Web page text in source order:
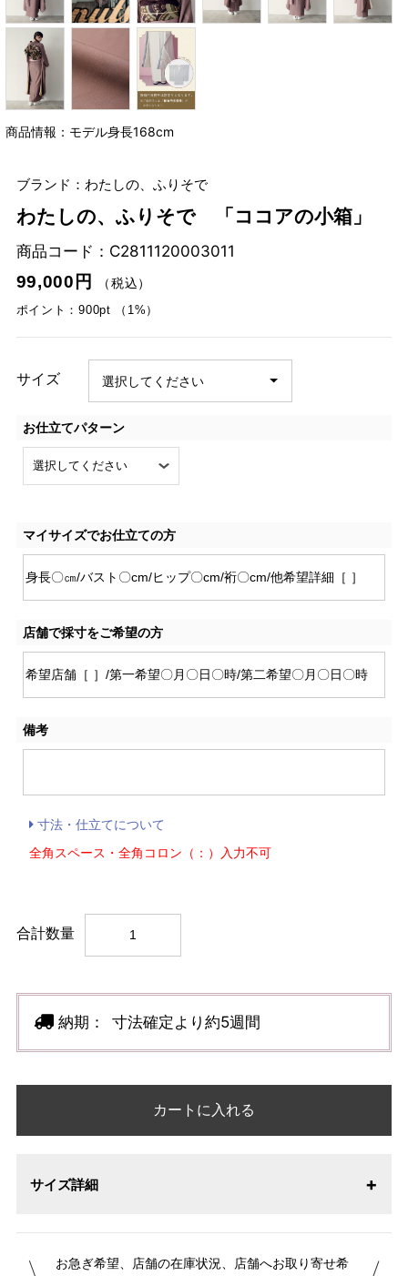
商品情報：モデル身長168cm
ブランド：わたしの、ふりそで
わたしの、ふりそで 「ココアの小箱」
商品コード： C2811120003011
99,000円
（税込）
ポイント：900pt （1%）
サイズ
お仕立てパターン
マイサイズでお仕立ての方
店舗で採寸をご希望の方
備考
寸法・仕立てについて
全角スペース・全角コロン（：）入力不可
合計数量
納期： 寸法確定より約5週間
カートに入れる
サイズ詳細
が変更になりました。パターンオーダーは、お客様のお声か
お急ぎ希望、店舗の在庫状況、店舗へお取り寄せ希